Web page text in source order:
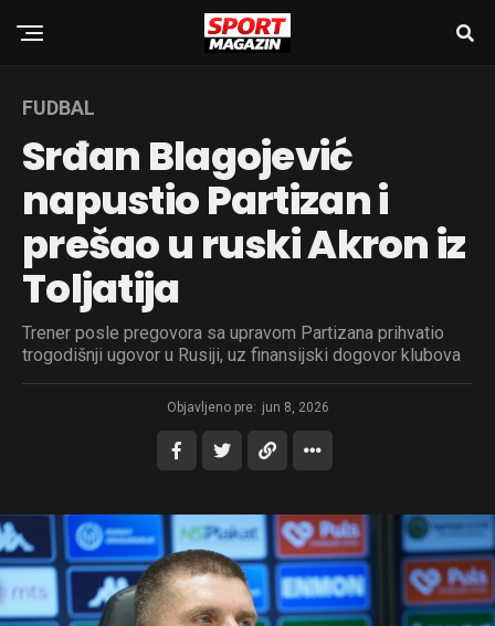
FUDBAL
Srđan Blagojević
napustio Partizan i
prešao u ruski Akron iz
Toljatija
Trener posle pregovora sa upravom Partizana prihvatio
trogodišnji ugovor u Rusiji, uz finansijski dogovor klubova
Objavljeno pre: jun 8, 2026